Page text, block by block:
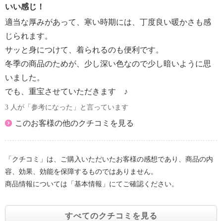
いい感じ！
適当な厚みがあって、寒い時期には、丁度良い暖かさも感
じられます。
サッと身につけて、着られるのも便利です。
冬季の商品のためが、少し深い色なので少し暗いように思
いました。
でも、重宝させていただきます ♪
3 人が「参考になった」と言っています
このお客様の他のクチコミを見る
「クチコミ」は、ご購入いただいたお客様の感想であり、商品の内
容、効果、効能を保障するものではありません。
商品情報については「基本情報」にてご確認ください。
すべてのクチコミを見る